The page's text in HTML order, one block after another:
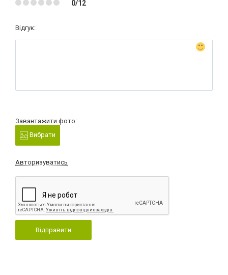
0/12
Відгук:
Завантажити фото:
Вибрати
Авторизуватись
Відправити